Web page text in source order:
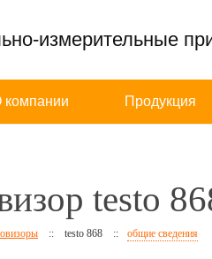
измерительные
компании Продукция
testo
:: testo 868 :: общие сведения